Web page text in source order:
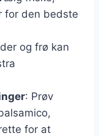
for den bedste
og frø kan
: Prøv
for at